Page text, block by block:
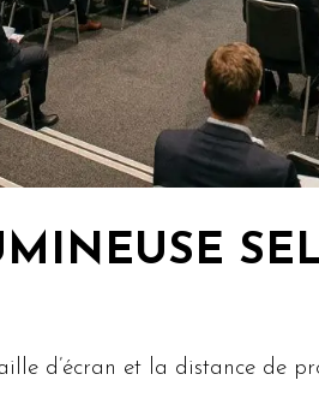
d’écran et la distance de